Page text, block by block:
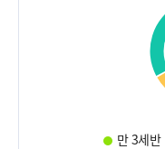
만 3세반